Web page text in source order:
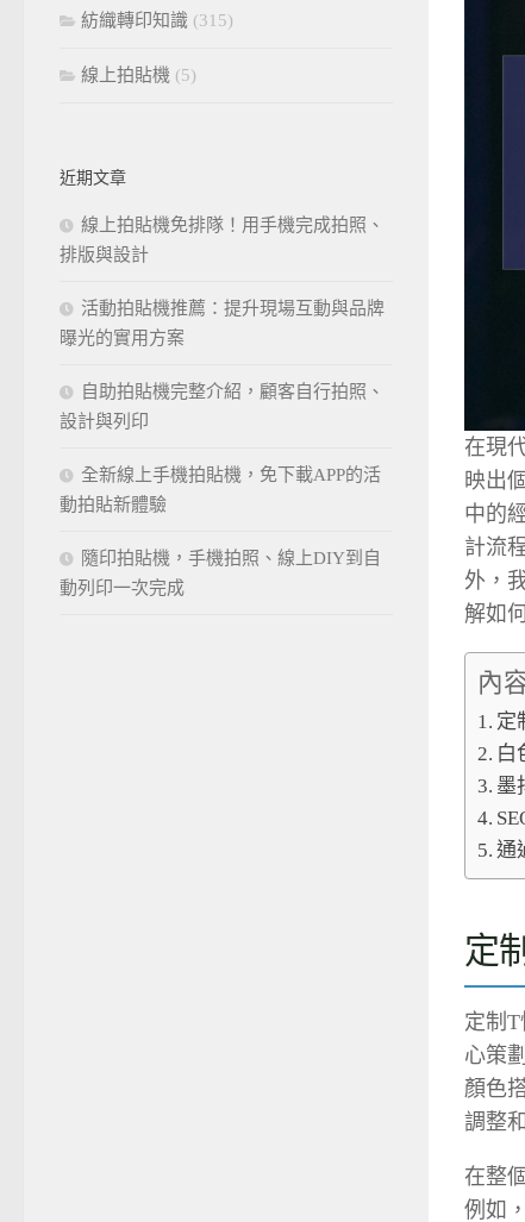
在現
映出
中的
計流
外，
解如
內
定
白
墨
通
定
定制
心策
顏色
調整
在整
例如
紡織轉印知識 (315)
線上拍貼機 (5)
近期文章
線上拍貼機免排隊！用手機完成拍照、
排版與設計
活動拍貼機推薦：提升現場互動與品牌
曝光的實用方案
自助拍貼機完整介紹，顧客自行拍照、
設計與列印
全新線上手機拍貼機，免下載APP的活
動拍貼新體驗
隨印拍貼機，手機拍照、線上DIY到自
動列印一次完成